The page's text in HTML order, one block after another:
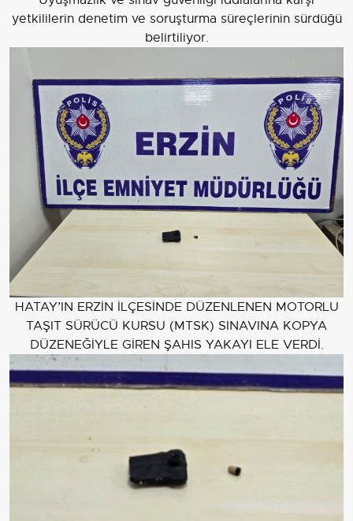
yetkililerin denetim ve soruşturma süreçlerinin sürdüğü
belirtiliyor.
HATAY’IN ERZİN İLÇESİNDE DÜZENLENEN MOTORLU
TAŞIT SÜRÜCÜ KURSU (MTSK) SINAVINA KOPYA
DÜZENEĞİYLE GİREN ŞAHIS YAKAYI ELE VERDİ.